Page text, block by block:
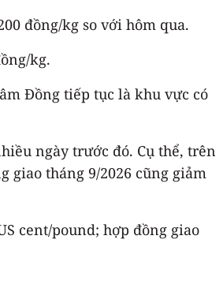
đồng/kg so với hôm qua.
kg.
Đồng tiếp tục là khu vực có
ngày trước đó. Cụ thể, trên
giao tháng 9/2026 cũng giảm
cent/pound; hợp đồng giao